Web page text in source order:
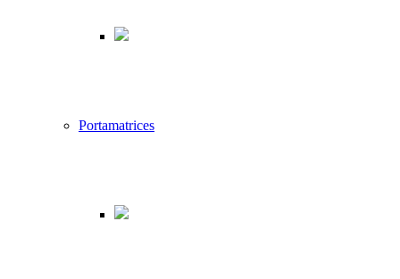
Portamatrices